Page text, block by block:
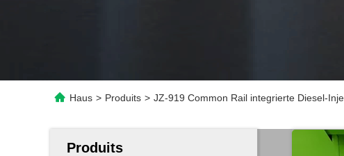
Haus > Produits > JZ-919 Common Rail integrierte Diesel-
Produits